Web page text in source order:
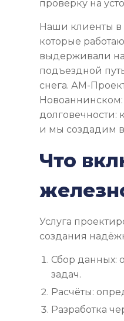
проверку на
Наши клиенты в
которые
выдерживали
подъездной
снега. АМ-
долговечности:
и мы создадим
Что
Услуга
создания
Сбор данных:
задач.
Расчёты:
Разработка